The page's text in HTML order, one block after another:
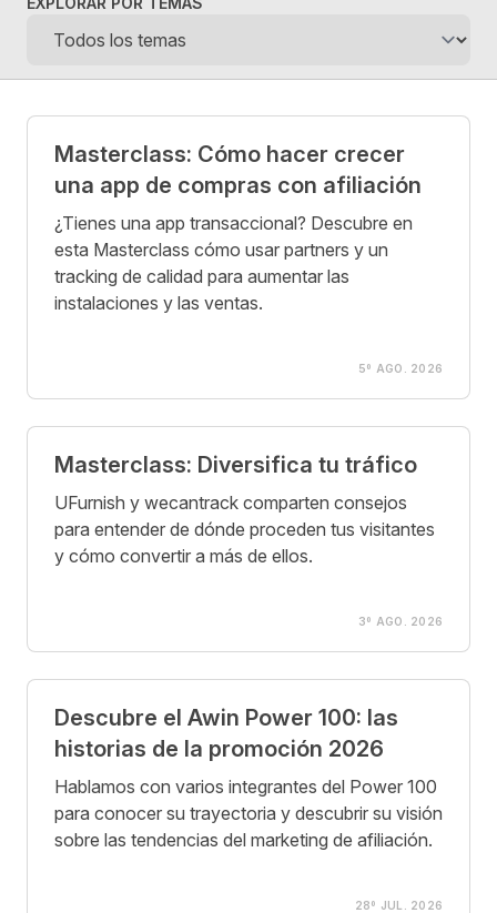
Posts
Masterclass: Cómo hacer crecer
una app de compras con afiliación
¿Tienes una app transaccional? Descubre en
esta Masterclass cómo usar partners y un
tracking de calidad para aumentar las
instalaciones y las ventas.
5º AGO. 2026
Masterclass: Diversifica tu tráfico
UFurnish y wecantrack comparten consejos
para entender de dónde proceden tus visitantes
y cómo convertir a más de ellos.
3º AGO. 2026
Descubre el Awin Power 100: las
historias de la promoción 2026
Hablamos con varios integrantes del Power 100
para conocer su trayectoria y descubrir su visión
sobre las tendencias del marketing de afiliación.
28º JUL. 2026